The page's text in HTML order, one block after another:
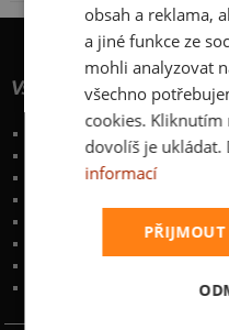
Vše o nákupu
Garance výměny či
Časté otázky
Obchodní podmínky
Ochrana osobních údajů
obsah a reklama,
a jiné funkce ze
mohli analyzovat
všechno
cookies. Kliknutím
dovolíš je ukládat.
informací